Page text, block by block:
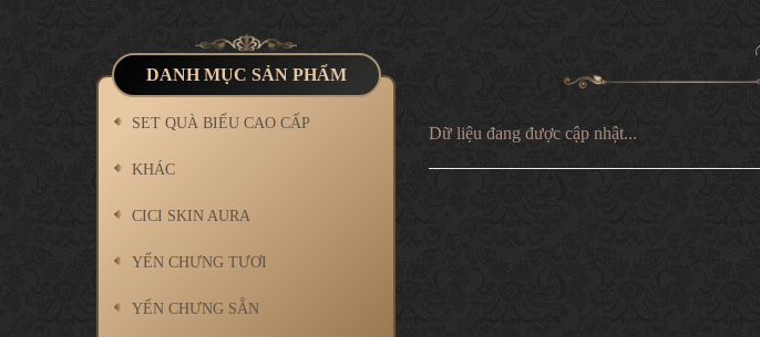
DANH MỤC SẢN PHẨM
SET QUÀ BIẾU CAO CẤP
KHÁC
CICI SKIN AURA
YẾN CHƯNG TƯƠI
YẾN CHƯNG SẴN
Dữ liệu đang được cập nhật...